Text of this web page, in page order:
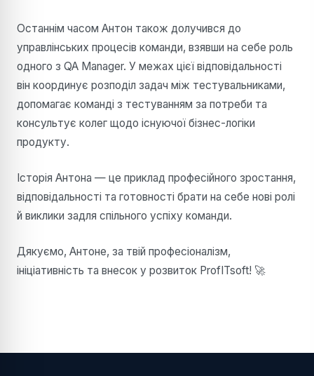
Останнім часом Антон також долучився до
управлінських процесів команди, взявши на себе роль
одного з QA Manager. У межах цієї відповідальності
він координує розподіл задач між тестувальниками,
допомагає команді з тестуванням за потреби та
консультує колег щодо існуючої бізнес-логіки
продукту.
Історія Антона — це приклад професійного зростання,
відповідальності та готовності брати на себе нові ролі
й виклики задля спільного успіху команди.
Дякуємо, Антоне, за твій професіоналізм,
ініціативність та внесок у розвиток ProfITsoft! 🚀